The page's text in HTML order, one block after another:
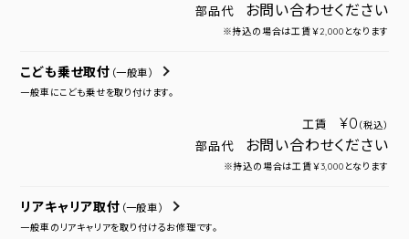
部品代 お問い合わせください
※持込の場合は工賃￥2,000となります
こども乗せ取付 （一般車）
一般車にこども乗せを取り付けます。
工賃 ¥0 （税込）
部品代 お問い合わせください
※持込の場合は工賃￥3,000となります
リアキャリア取付 （一般車）
一般車のリアキャリアを取り付けるお修理です。